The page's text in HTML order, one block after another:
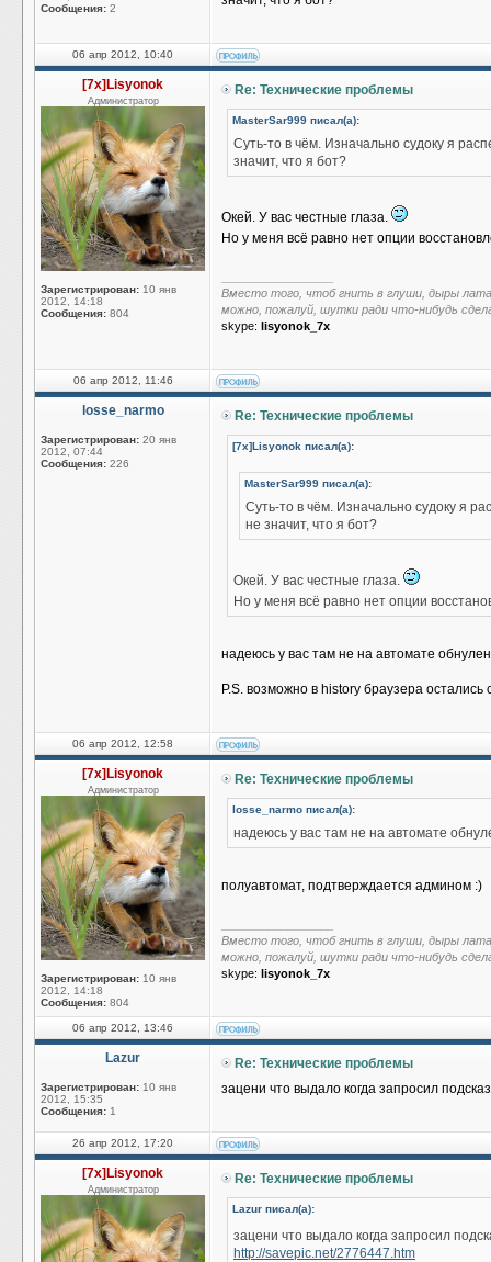
Сообщения: 2
06 апр 2012, 10:40
[7x]Lisyonok
Администратор
Зарегистрирован: 10 янв
2012, 14:18
Сообщения: 804
Re: Технические проблемы
MasterSar999 писал(а):
Суть-то в чём. Изначально судоку я
значит, что я бот?
Окей. У вас честные глаза.
Но у меня всё равно нет опции
Вместо того, чтоб гнить в глуши, дыры
можно, пожалуй, шутки ради что-нибудь
skype: lisyonok_7x
06 апр 2012, 11:46
losse_narmo
Зарегистрирован: 20 янв
2012, 07:44
Сообщения: 226
Re: Технические проблемы
[7x]Lisyonok писал(а):
MasterSar999 писал(а):
Суть-то в чём. Изначально судоку я
не значит, что я бот?
Окей. У вас честные глаза.
Но у меня всё равно нет опции
надеюсь у вас там не на автомате
P.S. возможно в history браузера
06 апр 2012, 12:58
[7x]Lisyonok
Администратор
Зарегистрирован: 10 янв
2012, 14:18
Сообщения: 804
Re: Технические проблемы
losse_narmo писал(а):
надеюсь у вас там не на автомате
полуавтомат, подтверждается админом :)
Вместо того, чтоб гнить в глуши, дыры
можно, пожалуй, шутки ради что-нибудь
skype: lisyonok_7x
06 апр 2012, 13:46
Lazur
Зарегистрирован: 10 янв
2012, 15:35
Сообщения: 1
Re: Технические проблемы
зацени что выдало когда запросил
26 апр 2012, 17:20
[7x]Lisyonok
Администратор
Re: Технические проблемы
Lazur писал(а):
зацени что выдало когда запросил
http://savepic.net/2776447.htm